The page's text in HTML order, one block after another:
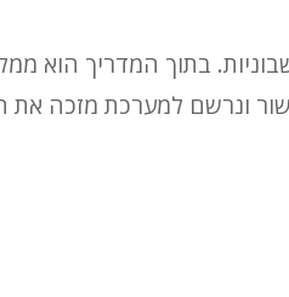
בתוך המדריך הוא
ונרשם למערכת מזכה